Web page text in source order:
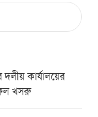
কার্যালয়ের
খসরু